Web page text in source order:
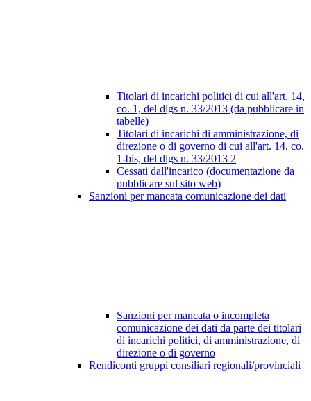
Titolari di incarichi politici di cui all'art. 14,
co. 1, del dlgs n. 33/2013 (da pubblicare in
tabelle)
Titolari di incarichi di amministrazione, di
direzione o di governo di cui all'art. 14, co.
1-bis, del dlgs n. 33/2013 2
Cessati dall'incarico (documentazione da
pubblicare sul sito web)
Sanzioni per mancata comunicazione dei dati
Sanzioni per mancata o incompleta
comunicazione dei dati da parte dei titolari
di incarichi politici, di amministrazione, di
direzione o di governo
Rendiconti gruppi consiliari regionali/provinciali